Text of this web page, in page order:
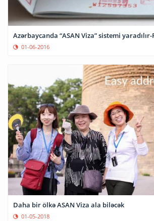
Azərbaycanda “ASAN Viza” sistemi
01-06-2016
Daha bir ölkə ASAN Viza ala biləcək
01-05-2018